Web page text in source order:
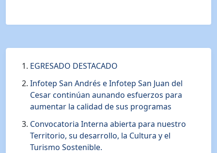
EGRESADO DESTACADO
Infotep San Andrés e Infotep San Juan del
Cesar continúan aunando esfuerzos para
aumentar la calidad de sus programas
Convocatoria Interna abierta para nuestro
Territorio, su desarrollo, la Cultura y el
Turismo Sostenible.